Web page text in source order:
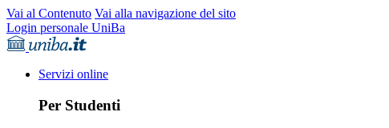
Vai al Contenuto Vai alla navigazione del sito
Login personale UniBa
Servizi online
Per Studenti